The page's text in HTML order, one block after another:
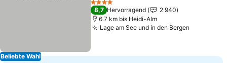
Beliebte Wahl
4 Sterne
8,7 Hervorragend
2 940
6.7 km bis Heidi-Alm
Lage am See und in den Bergen